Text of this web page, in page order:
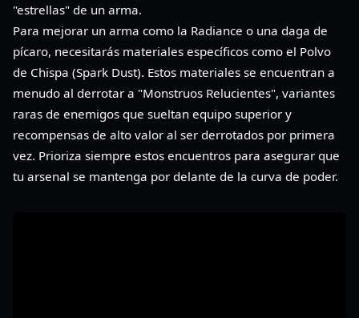
"estrellas" de un arma.
Para mejorar un arma como la Radiance o una daga de
pícaro, necesitarás materiales específicos como el Polvo
de Chispa (Spark Dust). Estos materiales se encuentran a
menudo al derrotar a "Monstruos Relucientes", variantes
raras de enemigos que sueltan equipo superior y
recompensas de alto valor al ser derrotados por primera
vez. Prioriza siempre estos encuentros para asegurar que
tu arsenal se mantenga por delante de la curva de poder.